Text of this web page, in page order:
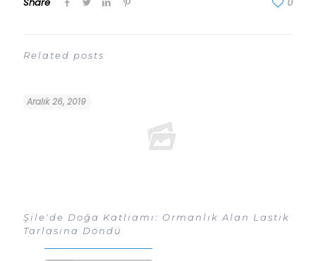
Related posts
Aralık 26, 2019
Şile'de Doğa Katliamı: Ormanlık Alan Lastik
Tarlasına Döndü